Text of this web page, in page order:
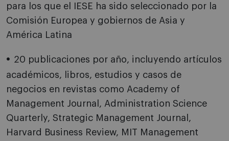
para los que el IESE ha sido seleccionado por la
Comisión Europea y gobiernos de Asia y
América Latina
20 publicaciones por año, incluyendo artículos
académicos, libros, estudios y casos de
negocios en revistas como Academy of
Management Journal, Administration Science
Quarterly, Strategic Management Journal,
Harvard Business Review, MIT Management